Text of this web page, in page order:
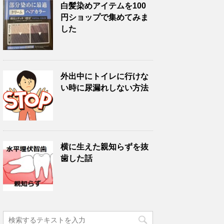
白髪染めアイテムを100
円ショップで集めてみま
した
外出中にトイレに行けな
い時に尿漏れしない方法
横に生えた親知らずを抜
歯した話